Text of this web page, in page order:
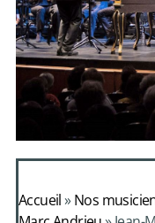
Accueil»Nos